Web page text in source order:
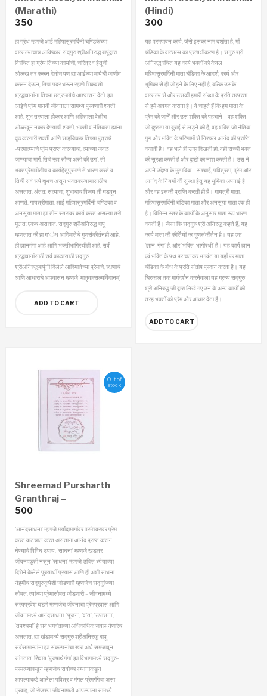
(Marathi)
350
हा ग्रंथ म्हणजे आई महिषासूरमर्दिनी चण्डिकेच्या
वात्सल्याचाच आविष्कार. सद्गुरु श्रीअनिरुद्ध बापूंद्वारा
विरचित हा ग्रंथ तिच्या कार्याची, चरित्र व हेतूची
ओळख तर करून देतोच पण ह्या आईच्या मायेची जाणीव
करून देऊन, तिचा पदर धरून रहाणे शिकवतो.
श्रद्धावानांना तिच्या छत्रछायेचे आश्वासन देतो. ह्या
आईचे प्रेम मानवी जीवनाला सामर्थ्य पुरवणारी शक्ती
आहे. शुभ तत्त्वाला होकार आणि अहिताला वेळीच
ओळखून नकार देण्याची शक्ती; भक्ती व नैतिकता ह्यांना
दृढ करणारी शक्ती आणि साहजिकच तिच्या पुत्राचे
-परमात्म्याचे प्रेम प्राप्त करण्याचा, त्याच्या जवळ
जाण्याचा मार्ग. तिचे रूप सौम्य असो की उग‘, ती
भक्तप्रेमापोटीच व कार्यहेतूप्रमाणे ते धारण करते व
तिची सर्व रूपे शुभच असून भक्तकल्याणासाठीच
असतात. अंतत: सत्याचा, शुभाचाच विजय ती घडवून
आणते. गायत्रीमाता, आई महिषासूरमर्दिनी चण्डिका व
अनसूया माता ह्या तीन स्तरावर कार्य करत असल्या तरी
मूलत: एकच असतात. सद्गुरु श्रीअनिरुद्ध बापू
म्हणतात की हा ग‘ंथ आदिमातेचे गुणसंकीर्तनही आहे,
ही ज्ञानगंगा आहे आणि भक्तीभागिरथीही आहे. सर्व
श्रद्धावानांसाठी सर्व काळासाठी सद्गुरु
श्रीअनिरुद्धबापूंनी दिेलेले आदिमातेच्या प्रेमाचे, रक्षणाचे
आणि आधाराचे आश्‍वासन म्हणजे ‘मातृवात्सल्यविंदानम्’
ADD TO CART
(Hindi)
300
यह परमपावन कार्य, जैसे इसका नाम दर्शाता है, माँ
चंडिका के वात्सल्य का प्रत्यक्षीकरण है। सगुरु श्री
अनिरुद्ध रचित यह कार्य भक्तों को केवल
महिषासुरमर्दिनी माता चंडिका के आदर्श, कार्य और
भूमिका से ही जोड़ने के लिए नहीं है, बल्कि उसके
वात्सल्य से और उसकी हमारी संरक्षा के प्रति तत्परता
से हमें अवगत कराना है। वे चाहते हैं कि हम माता के
प्रेम को जानें और उस शक्ति को पहचाने – वह शक्ति
जो दुष्टता या बुराई से लड़ने की है, वह शक्ति जो नैतिक
गुण और भक्ति के परिणामों से निश्चल आनंद की प्राप्ति
कराती है। वह भले ही उग्र दिखती हो, वही सच्ची भक्त
की सुरक्षा करती है और दुष्टों का नाश करती है। उस ने
अपने उद्देश्य के मुताबिक – सच्चाई, पवित्रता, प्रेम और
आनंद के नियमों की सुरक्षा हेतु यह भूमिका अपनाई है
और वह इसकी प्राप्ति करती ही है। गायत्री माता,
महिषासुरमर्दिनी चंडिका माता और अनसूया माता एक ही
है। विभिन्न स्तर के कार्यों के अनुसार माता रूप धारण
करती है। जैसा कि सद्गुरु श्री अनिरुद्ध कहते हैं, यह
कार्य माता की कीर्तियों का गुणसंकीर्तन है। यह एक
‘ज्ञान-गंगा’ है, और ‘भक्ति-भागीरथी’ है। यह कार्य ज्ञान
एवं भक्ति के पथ पर चलकर भगवंत या यहाँ पर माता
चंडिका के बोध के प्रति संतोष प्रदान करता है। यह
चिरकाल तक मार्गदर्शन करनेवाला यह ग्रन्थ सद्गुरु
श्री अनिरुद्ध जी द्वारा लिखे गए उन के अन्य कार्यों की
तरह भक्तों को प्रेम और आधार देता है।
ADD TO CART
Out of
stock
Shreemad Pursharth
Granthraj –
Aanandsadhana
Economy Edition
(Marathi)
500
‘आनंदसाधना’ म्हणजे मर्यादामार्गावर परमेश्‍वरावर प्रेम
करत वाटचाल करत असताना आनंद प्राप्त करून
घेण्याचे विविध उपाय. ‘साधना’ म्हणजे खडतर
जीवनपद्धती नसून ‘साधना’ म्हणजे उचित ध्येयाच्या
दिशेने केलेले पुरुषार्थी प्रयास आणि ही अशी साधना
नेहमीच सद्गुरुकृपेशी जोडणारी म्हणजेच सद्गुरुंच्या
सोबत, त्यांच्या प्रेमासोबत जोडणारी – जीवनामध्ये
सत्यप्रवेश घडणे म्हणजेच जीवनाचा प्रेमप्रवास आणि
जीवनामध्ये आनंदसाधना. ‘पूजन’, ‘व‘त’, ‘उपासना’,
‘तपश्‍चर्या’ हे सर्व भगवंताच्या अधिकाधिक जवळ नेणारेच
असतात. ह्या खंडामध्ये सद्गुरु श्रीअनिरुद्ध बापू
सर्वसामान्यांना ह्या संकल्पनांचा खरा अर्थ समजावून
सांगतात. शिवाय ‘पुरुषार्थगंगा’ ह्या विभागामध्ये सद्गुरु-
परमत्म्याकडून म्हणजेच सर्वोच्च स्थानाकडून
आपल्याकडे आलेला पवित्र व मंगल प्रेमगंगेचा असा
प्रवाह, जो रोजच्या जीवनामध्ये आपल्याला सामर्थ्य